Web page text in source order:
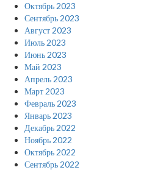
Октябрь 2023
Сентябрь 2023
Август 2023
Июль 2023
Июнь 2023
Май 2023
Апрель 2023
Март 2023
Февраль 2023
Январь 2023
Декабрь 2022
Ноябрь 2022
Октябрь 2022
Сентябрь 2022